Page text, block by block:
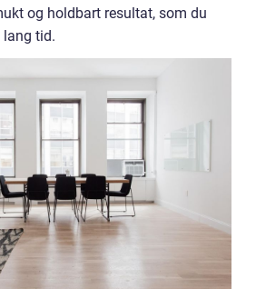
og holdbart resultat, som du
tid.